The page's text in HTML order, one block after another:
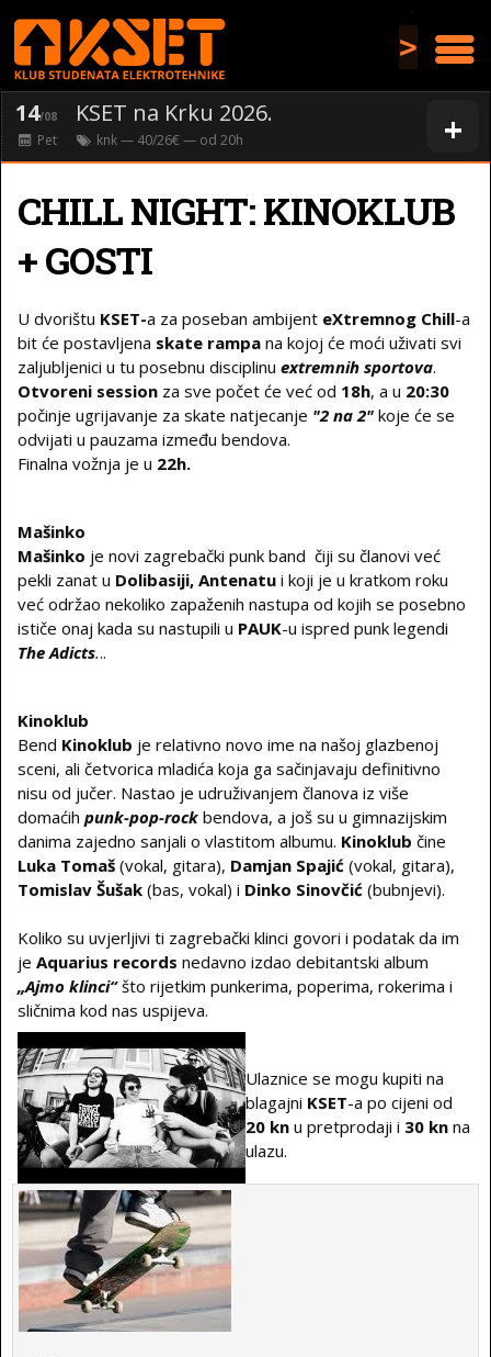
>
+
14/08 KSET na Krku 2026.
Pet knk— 40/26€ — od 20h
CHILL NIGHT: KINOKLUB
+ GOSTI
U dvorištu KSET-a za poseban ambijent eXtremnog Chill-a
bit će postavljena skate rampa na kojoj će moći uživati svi
zaljubljenici u tu posebnu disciplinu extremnih sportova.
Otvoreni session za sve počet će već od 18h, a u 20:30
počinje ugrijavanje za skate natjecanje "2 na 2" koje će se
odvijati u pauzama između bendova.
Finalna vožnja je u 22h.
Mašinko
Mašinko je novi zagrebački punk band čiji su članovi već
pekli zanat u Dolibasiji, Antenatu i koji je u kratkom roku
već održao nekoliko zapaženih nastupa od kojih se posebno
ističe onaj kada su nastupili u PAUK-u ispred punk legendi
The Adicts...
Kinoklub
Bend Kinoklub je relativno novo ime na našoj glazbenoj
sceni, ali četvorica mladića koja ga sačinjavaju definitivno
nisu od jučer. Nastao je udruživanjem članova iz više
domaćih punk-pop-rock bendova, a još su u gimnazijskim
danima zajedno sanjali o vlastitom albumu. Kinoklub čine
Luka Tomaš (vokal, gitara), Damjan Spajić (vokal, gitara),
Tomislav Šušak (bas, vokal) i Dinko Sinovčić (bubnjevi).
Koliko su uvjerljivi ti zagrebački klinci govori i podatak da im
je Aquarius records nedavno izdao debitantski album
„Ajmo klinci“što rijetkim punkerima, poperima, rokerima i
sličnima kod nas uspijeva.
Ulaznice se mogu kupiti na
blagajni KSET-a po cijeni od
20 kn u pretprodaji i 30 kn na
ulazu.